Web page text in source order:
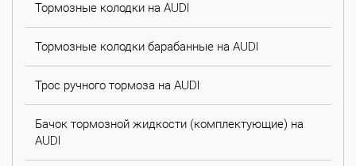
Тормозные колодки на AUDI
Тормозные колодки барабанные на AUDI
Трос ручного тормоза на AUDI
Бачок тормозной жидкости (комплектующие) на
AUDI